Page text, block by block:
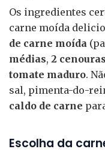
Os ingredientes
carne moída
de carne moída
médias, 2 cenouras
tomate maduro.
sal, pimenta-do-
caldo de carne
Escolha da